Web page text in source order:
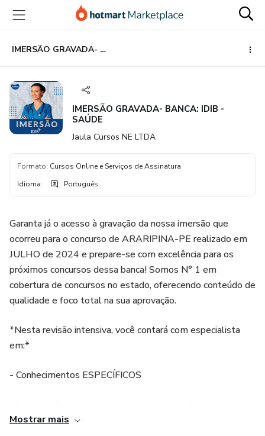
para
conteúdo
principal
para
pagamento
para
rodapé
IMERSÃO GRAVADA- BANCA: IDIB - SAÚDE
IMERSÃO GRAVADA- BANCA: IDIB -
SAÚDE
Jaula Cursos NE LTDA
Formato: Cursos Online e Serviços de Assinatura
Idioma: Português
Garanta já o acesso à gravação da nossa imersão que
ocorreu para o concurso de ARARIPINA-PE realizado em
JULHO de 2024 e prepare-se com excelência para os
próximos concursos dessa banca! Somos N° 1 em
cobertura de concursos no estado, oferecendo conteúdo de
qualidade e foco total na sua aprovação.
*Nesta revisão intensiva, você contará com especialista
em:*
- Conhecimentos ESPECÍFICOS
Mostrar mais